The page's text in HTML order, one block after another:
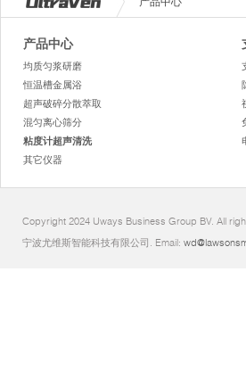
产品中心
均质匀浆研磨
恒温槽金属浴
超声破碎分散萃取
混匀离心筛分
粘度计超声清洗
其它仪器
Copyright 2024 Uways Business Group BV. All
宁波尤维斯智能科技有限公司. Email: